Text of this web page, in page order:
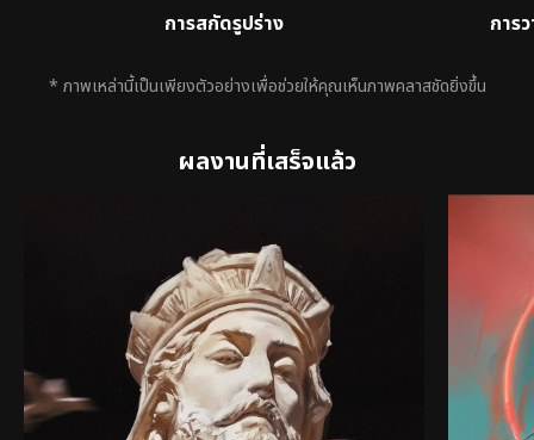
การสกัดรูปร่าง การ
* ภาพเหล่านี้เป็นเพียงตัวอย่างเพื่อช่วยให้คุณเห็นภาพคลาสชัดยิ่งขึ้น
ผลงานที่เสร็จแล้ว